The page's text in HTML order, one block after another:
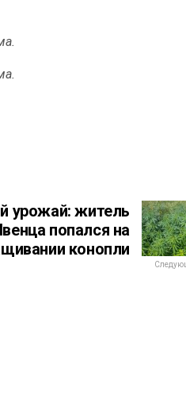
урожай: житель
попался на
конопли